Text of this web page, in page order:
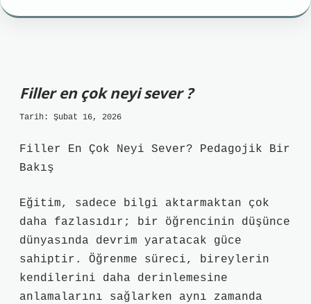
Filler en çok neyi sever ?
Tarih: Şubat 16, 2026
Filler En Çok Neyi Sever? Pedagojik Bir
Bakış
Eğitim, sadece bilgi aktarmaktan çok
daha fazlasıdır; bir öğrencinin düşünce
dünyasında devrim yaratacak güce
sahiptir. Öğrenme süreci, bireylerin
kendilerini daha derinlemesine
anlamalarını sağlarken aynı zamanda